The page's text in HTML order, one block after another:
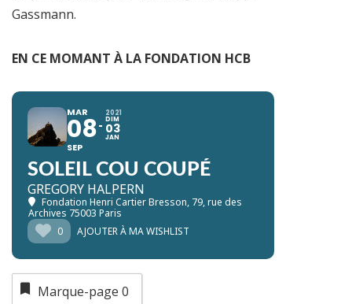
Gassmann.
EN CE MOMANT À LA FONDATION HCB
MAR
08
SEP
2021
DIM
03
JAN
SOLEIL COU COUPÉ
GREGORY HALPERN
Fondation Henri Cartier Bresson, 79, rue des
Archives 75003 Paris
0
AJOUTER À MA WISHLIST
Marque-page 0